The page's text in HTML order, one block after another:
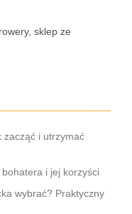
sklep ze
zacząć i utrzymać
i jej korzyści
wybrać? Praktyczny